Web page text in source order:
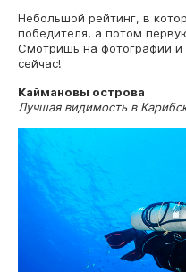
Небольшой рейтинг, в
победителя, а потом
Смотришь на фотографии и
сейчас!
Каймановы острова
Лучшая видимость в